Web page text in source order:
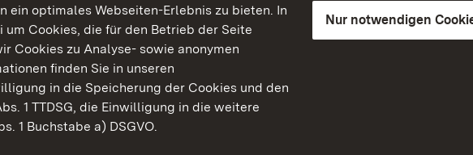
ein optimales Webseiten-Erlebnis zu bieten. In
Cookies, die für den Betrieb der Seite
Cookies zu Analyse- sowie anonymen
finden Sie in unseren
in die Speicherung der Cookies und den
1 TTDSG, die Einwilligung in die weitere
1 Buchstabe a) DSGVO.
Nur notwendigen